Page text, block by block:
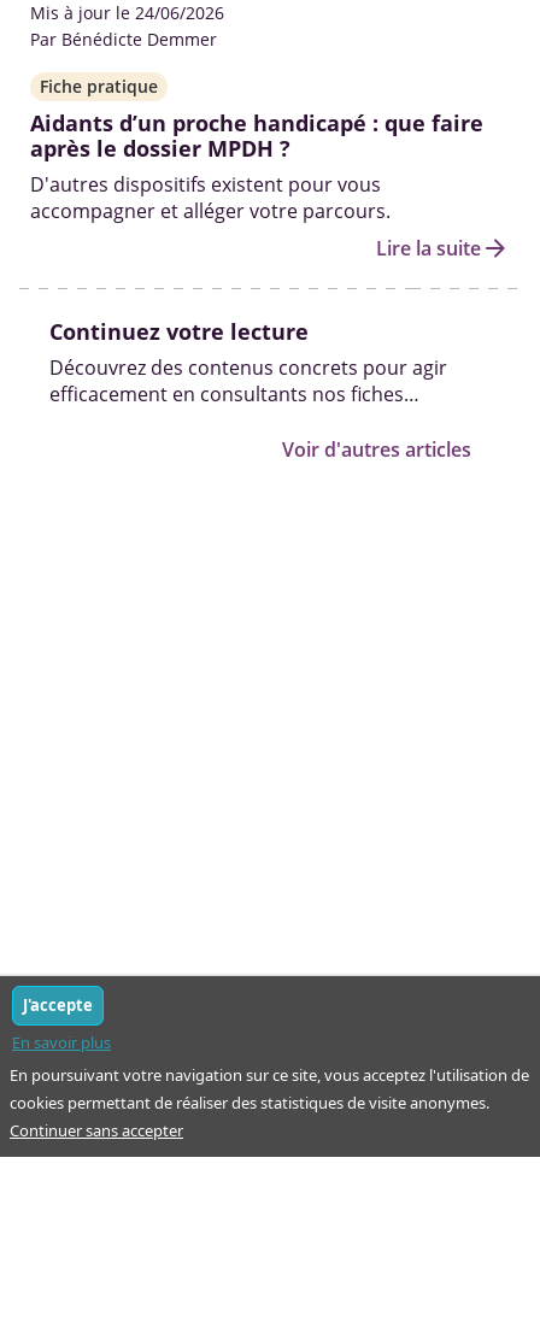
Mis à jour le 24/06/2026
Par Bénédicte Demmer
Fiche pratique
Aidants d’un proche handicapé : que faire
après le dossier MPDH ?
D'autres dispositifs existent pour vous
accompagner et alléger votre parcours.
Lire la suitearrow_forward
Continuez votre lecture
Découvrez des contenus concrets pour agir
efficacement en consultants nos fiches
Voir d'autres articles
En poursuivant votre navigation sur ce site, vous acceptez l'utilisation de
cookies permettant de réaliser des statistiques de visite anonymes.
En savoir plus
J'accepte
Continuer sans accepter